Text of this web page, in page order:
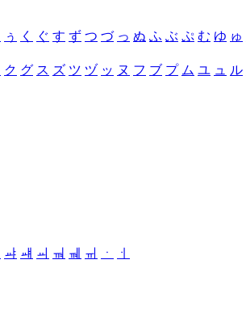
ぅ く ぐ す ず つ づ っ ぬ ふ ぶ ぷ む ゆ ゅ
ク グ ス ズ ツ ヅ ッ ヌ フ ブ プ ム ユ ュ ル
ㆇ ㆈ ㆉ ㆊ ㆋ ㆌ ㆍ
ㆎ